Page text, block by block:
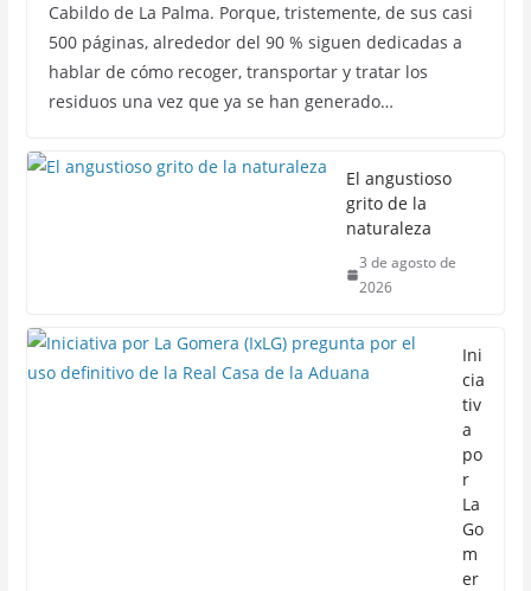
Cabildo de La Palma. Porque, tristemente, de sus casi
500 páginas, alrededor del 90 % siguen dedicadas a
hablar de cómo recoger, transportar y tratar los
residuos una vez que ya se han generado…
El angustioso
grito de la
naturaleza
3 de agosto de
2026
Ini
cia
tiv
a
po
r
La
Go
m
er